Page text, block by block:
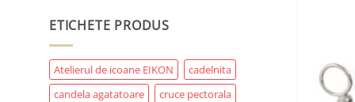
ETICHETE PRODUS
Atelierul de icoane EIKON
cadelnita
candela agatatoare
cruce pectorala